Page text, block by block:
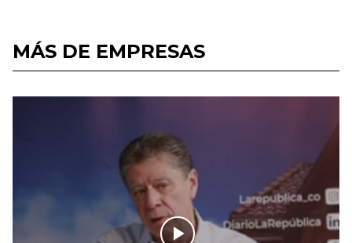
MÁS DE EMPRESAS